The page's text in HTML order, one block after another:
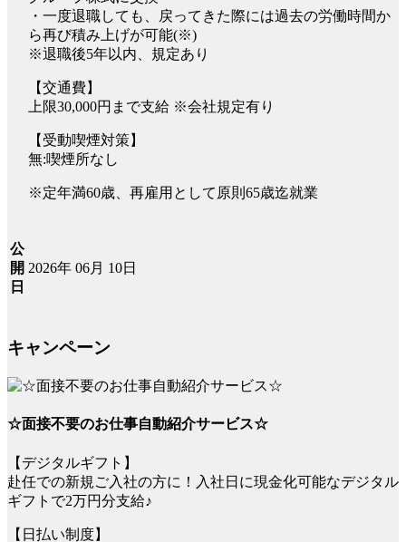
・一度退職しても、戻ってきた際には過去の労働時間か
ら再び積み上げが可能(※)
※退職後5年以内、規定あり
【交通費】
上限30,000円まで支給 ※会社規定有り
【受動喫煙対策】
無:喫煙所なし
※定年満60歳、再雇用として原則65歳迄就業
公
開
日
2026年 06月 10日
キャンペーン
☆面接不要のお仕事自動紹介サービス☆
【デジタルギフト】
赴任での新規ご入社の方に！入社日に現金化可能なデジタル
ギフトで2万円分支給♪
【日払い制度】